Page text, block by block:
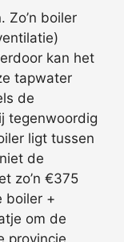
Zo’n boiler
kan het
tapwater
de
tegenwoordig
ligt tussen
de
zo’n €375
boiler +
om de
provincie